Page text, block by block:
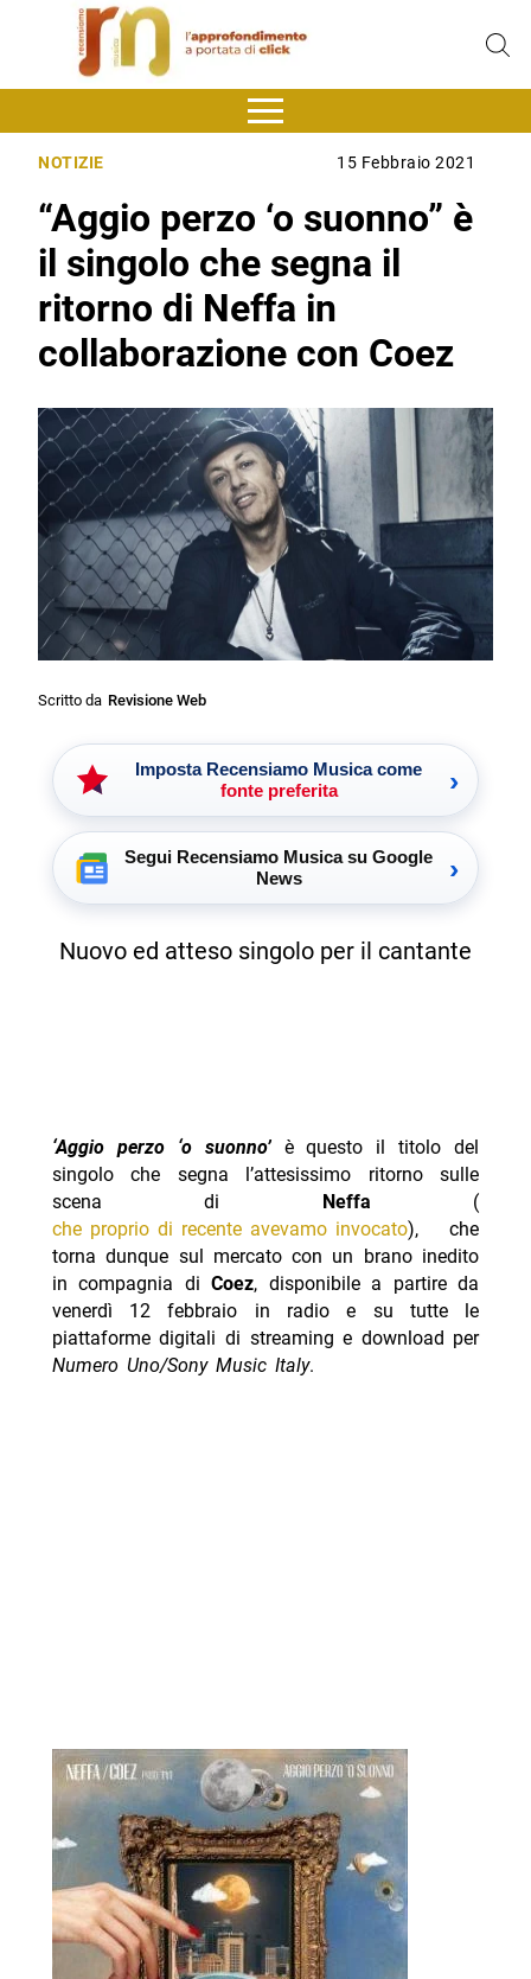
NOTIZIE 15 Febbraio 2021
“Aggio perzo ‘o suonno” è
il singolo che segna il
ritorno di Neffa in
collaborazione con Coez
Scritto da Revisione Web
Imposta Recensiamo Musica come
fonte preferita
›
Segui Recensiamo Musica su Google
News
›
Nuovo ed atteso singolo per il cantante
‘Aggio perzo ‘o suonno’è questo il titolo del
singolo che segna l’attesissimo ritorno sulle
scena di
Neffa (
che proprio di recente avevamo invocato), che
torna dunque sul mercato con un brano inedito
in compagnia diCoez, disponibile a partire da
venerdì 12 febbraio in radio e su tutte le
piattaforme digitali di streaming e download per
Numero Uno/Sony Music Italy.